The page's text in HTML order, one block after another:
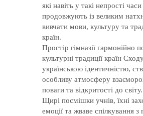
які навіть у такі непрості часи
продовжують із великим
вивчати мови, культуру та
країн.
Простір гімназії гармонійно
культурні традиції країн
українською ідентичністю,
особливу атмосферу
поваги та відкритості до світу.
Щирі посмішки учнів, їхні
емоції та жваве спілкування